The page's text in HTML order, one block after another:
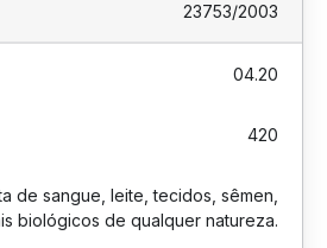
23753/2003
04.20
420
de sangue, leite, tecidos, sêmen,
biológicos de qualquer natureza.